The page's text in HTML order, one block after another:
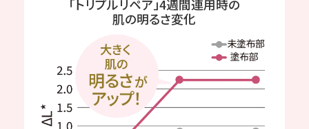
「トリプルリペア」4週間連用時の
肌の明るさ変化